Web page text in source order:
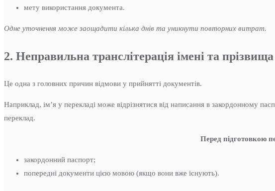
мету використання документа.
Одне уточнення може заощадити кілька днів та уникнути повторних витрат.
2. Неправильна транслітерація імені та прізвища
Це одна з головних причин відмови у прийнятті документів.
Наприклад, ім’я у перекладі може відрізнятися від написання в закордонному
переклад.
Перед підготовкою
закордонний паспорт;
попередні документи цією мовою (якщо вони вже існують).